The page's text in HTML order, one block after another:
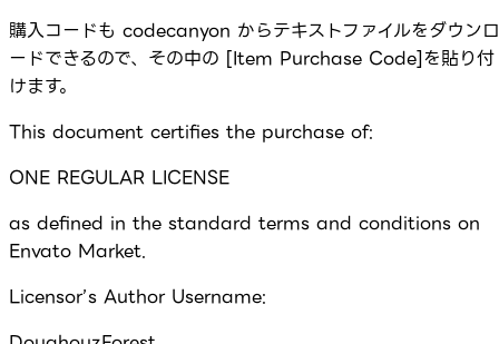
購入コードも codecanyon からテキストファイルをダウンロ
ードできるので、その中の [Item Purchase Code]を貼り付
けます。
This document certifies the purchase of:
ONE REGULAR LICENSE
as defined in the standard terms and conditions on
Envato Market.
Licensor’s Author Username: